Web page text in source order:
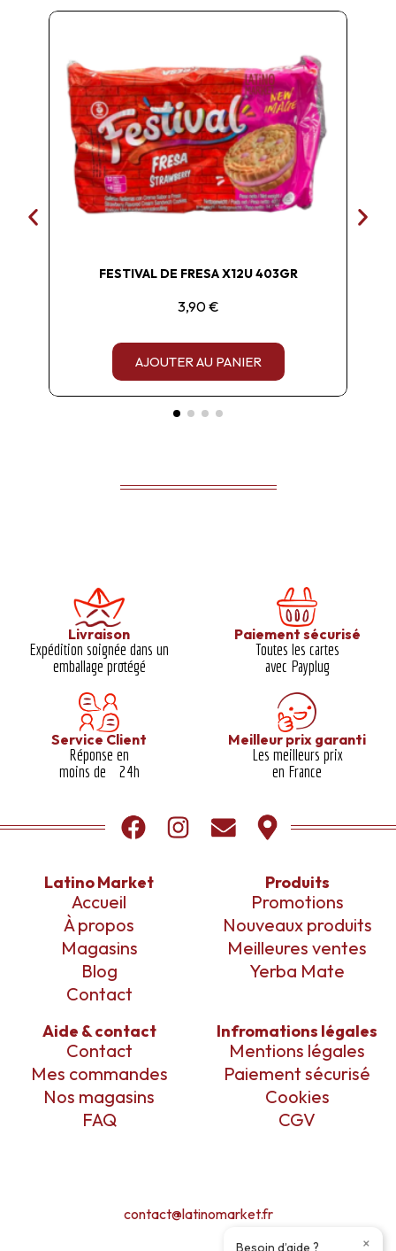
FESTIVAL DE FRESA X12U 403GR
3,90 €
AJOUTER AU PANIER
Livraison
Expédition soignée dans un
emballage protégé​
Paiement sécurisé
Toutes les cartes
avec Payplug
Service Client
Réponse en
moins de 24h
Meilleur prix garanti​
Les meilleurs prix
en France
Latino Market
Accueil
À propos
Magasins
Blog
Contact
Produits
Promotions
Nouveaux produits
Meilleures ventes
Yerba Mate
Aide & contact
Contact
Mes commandes
Nos magasins
FAQ
Infromations légales
Mentions légales
Paiement sécurisé
Cookies
CGV
contact@latinomarket.fr
Besoin d’aide ? ×